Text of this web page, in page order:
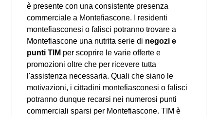
è presente con una consistente presenza
commerciale a Montefiascone. I residenti
montefiasconesi o falisci potranno trovare a
Montefiascone una nutrita serie di negozi e
punti TIM per scoprire le varie offerte e
promozioni oltre che per ricevere tutta
l'assistenza necessaria. Quali che siano le
motivazioni, i cittadini montefiasconesi o falisci
potranno dunque recarsi nei numerosi punti
commerciali sparsi per Montefiascone. TIM è